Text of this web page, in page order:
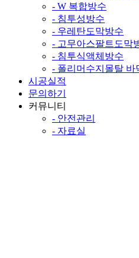
- W 복합방수
- 침투성방수
- 우레탄도막방수
- 고무아스팔트도막
- 침투식액체방수
- 폴리머수지몰탈 바
시공실적
문의하기
커뮤니티
- 안전관리
- 자료실